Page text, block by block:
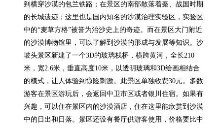
到横穿沙漠的包兰铁路；在景区的南部散落着秦、战国时期
的长城遗迹；这里也是国内知名的沙漠治理实验区，实验区
中的“麦草方格”被誉为治沙史上的奇迹。而在景区大门附近
的沙漠博物馆里，可以了解到沙漠的形成与发展等知识。沙
坡头景区新建了一个3D的玻璃栈桥，横跨黄河，全长210
米，宽2.6米，垂直高度10米，以透明玻璃和3D绘画相结合
的模式，让人体验到惊险刺激。此景区单独收费30元。多数
游客在景区游玩后，会返回中卫市区或者银川住宿。如果有
兴趣，可以住在景区内的沙漠酒店，住在这里能欣赏到沙漠
中的日出和日落。景区还设有餐厅供游客使用，价格要比中